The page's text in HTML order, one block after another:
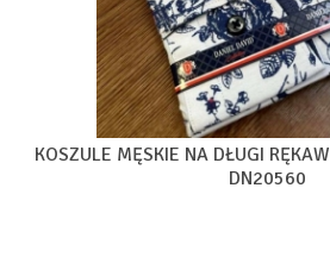
KOSZULE MĘSKIE NA DŁUGI
DN20560